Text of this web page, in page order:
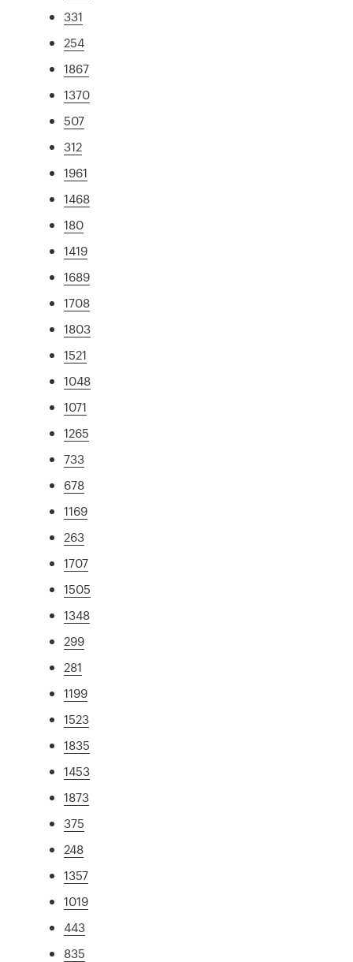
331
254
1867
1370
507
312
1961
1468
180
1419
1689
1708
1803
1521
1048
1071
1265
733
678
1169
263
1707
1505
1348
299
281
1199
1523
1835
1453
1873
375
248
1357
1019
443
835